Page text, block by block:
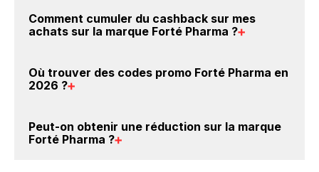
compte gratuitement pour cumuler vos réductions
cashback sur vos achats sur la marque Forté
cashback chez Forté Pharma.
Comment cumuler du cashback sur mes
achats sur la marque Forté Pharma ?
Pharma : Créez votre compte sur BackBackBack et
dans votre cagnotte au plus tard 48h après votre
Où trouver des codes promo Forté Pharma en
2026 ?
promo sur les produits Forté Pharma. Choisissez un
Peut-on obtenir une réduction sur la marque
Forté Pharma ?